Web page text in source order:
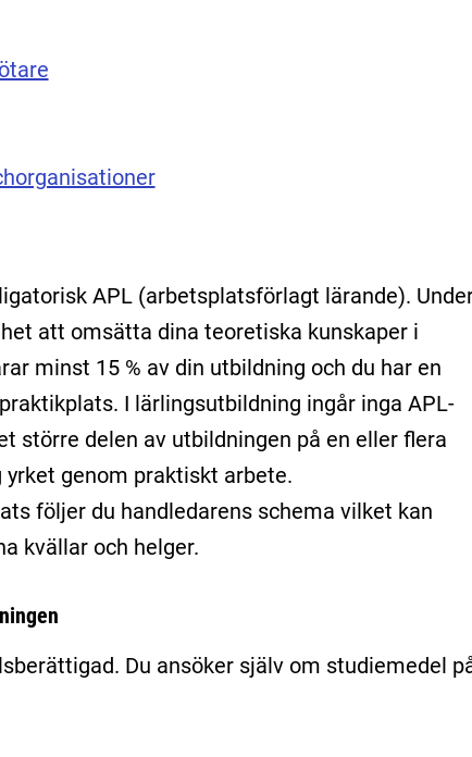
APL (arbetsplatsförlagt lärande).
att omsätta dina teoretiska kunskaper i
minst 15 % av din utbildning och du har en
I lärlingsutbildning ingår inga APL-
större delen av utbildningen på en eller flera
genom praktiskt arbete.
följer du handledarens schema vilket kan
kvällar och helger.
Du ansöker själv om studiemedel